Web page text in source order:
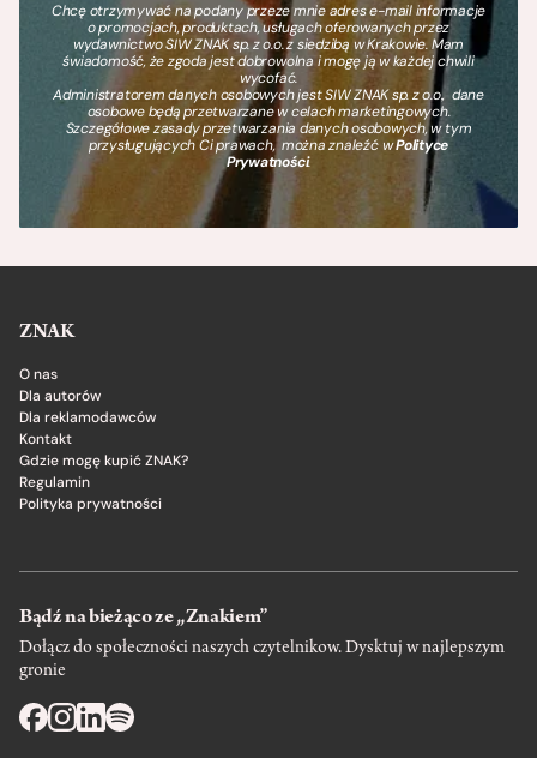
Chcę otrzymywać na podany przeze mnie adres e-mail informacje
o promocjach, produktach, usługach oferowanych przez
wydawnictwo SIW ZNAK sp. z o.o. z siedzibą w Krakowie. Mam
świadomość, że zgoda jest dobrowolna i mogę ją w każdej chwili
wycofać.
Administratorem danych osobowych jest SIW ZNAK sp. z o.o., dane
osobowe będą przetwarzane w celach marketingowych.
Szczegółowe zasady przetwarzania danych osobowych, w tym
przysługujących Ci prawach, można znaleźć wPolityce
Prywatności.
ZNAK
O nas
Dla autorów
Dla reklamodawców
Kontakt
Gdzie mogę kupić ZNAK?
Regulamin
Polityka prywatności
Bądź na bieżąco ze „Znakiem”
Dołącz do społeczności naszych czytelnikow. Dysktuj w najlepszym
gronie